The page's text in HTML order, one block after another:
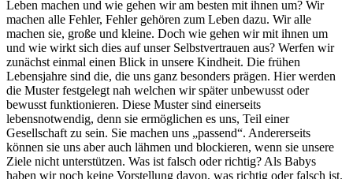
Leben machen und wie gehen wir am besten mit ihnen um? Wir
machen alle Fehler, Fehler gehören zum Leben dazu. Wir alle
machen sie, große und kleine. Doch wie gehen wir mit ihnen um
und wie wirkt sich dies auf unser Selbstvertrauen aus? Werfen wir
zunächst einmal einen Blick in unsere Kindheit. Die frühen
Lebensjahre sind die, die uns ganz besonders prägen. Hier werden
die Muster festgelegt nah welchen wir später unbewusst oder
bewusst funktionieren. Diese Muster sind einerseits
lebensnotwendig, denn sie ermöglichen es uns, Teil einer
Gesellschaft zu sein. Sie machen uns „passend“. Andererseits
können sie uns aber auch lähmen und blockieren, wenn sie unsere
Ziele nicht unterstützen. Was ist falsch oder richtig? Als Babys
haben wir noch keine Vorstellung davon, was richtig oder falsch ist.